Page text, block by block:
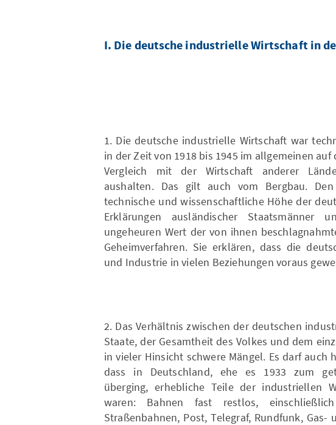
I. Die deutsche industrielle Wirtschaft in
1. Die deutsche industrielle Wirtschaft war
in der Zeit von 1918 bis 1945 im allgemeinen
Vergleich mit der Wirtschaft anderer
aushalten. Das gilt auch vom Bergbau.
technische und wissenschaftliche Höhe der
Erklärungen ausländischer Staatsmänner
ungeheuren Wert der von ihnen
Geheimverfahren. Sie erklären, dass die
und Industrie in vielen Beziehungen voraus
2. Das Verhältnis zwischen der deutschen
Staate, der Gesamtheit des Volkes und dem
in vieler Hinsicht schwere Mängel. Es darf auch
dass in Deutschland, ehe es 1933 zum
überging, erhebliche Teile der industriellen
waren: Bahnen fast restlos,
Straßenbahnen, Post, Telegraf, Rundfunk, Gas-